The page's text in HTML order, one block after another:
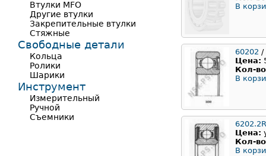
В
60202 /
Цена:
Кол-
В
Цена:
Кол-
В
Втулки MFO
Другие втулки
Закрепительные втулки
Стяжные
Свободные детали
Кольца
Ролики
Шарики
Инструмент
Измерительный
Ручной
Съемники